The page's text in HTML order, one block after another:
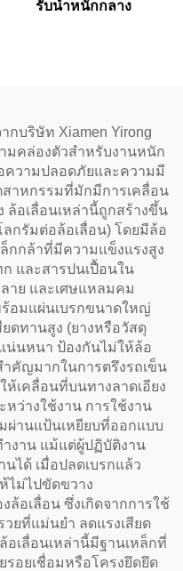
รับน้ำหนักกลาง
กบริษัท Xiamen Yirong
มคล่องตัวสำหรับงานหนัก
ความปลอดภัยและความมี
าหกรรมที่มักมีการเคลื่อน
ล้อเลื่อนเหล่านี้ถูกสร้างขึ้น
กรัมต่อล้อเลื่อน) โดยมีล้อ
กกล้าที่มีความแข็งแรงสูง
และสารปนเปื้อนใน
าย และเศษแหลมคม
อมแผ่นเบรกขนาดใหญ่
ดทานสูง (ยางหรือวัสดุ
น่นหนา ป้องกันไม่ให้ล้อ
คัญมากในการตรึงรถเข็น
เคลื่อนที่บนทางลาดเอียง
ว่างใช้งาน การใช้งาน
ผ่านแป้นเหยียบที่ออกแบบ
ำงาน แม้แต่ผู้ปฏิบัติงาน
ได้ เมื่อปลดเบรกแล้ว
ไม่ไปขัดขวาง
อเลื่อน ซึ่งเกิดจากการใช้
ยที่แม่นยำ ลดแรงเสียด
เลื่อนเหล่านี้มีฐานเหล็กที่
อยเชื่อมหรือโครงยึดยึด